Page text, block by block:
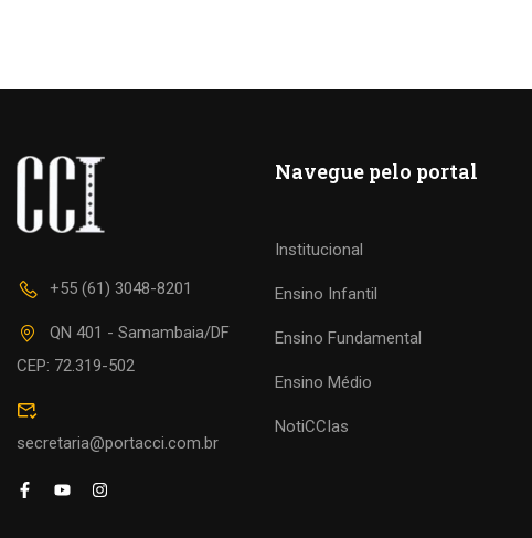
+55 (61) 3048-8201
QN 401 - Samambaia/DF
CEP: 72.319-502
secretaria@portacci.com.br
Navegue pelo portal
Institucional
Ensino Infantil
Ensino Fundamental
Ensino Médio
NotiCCIas